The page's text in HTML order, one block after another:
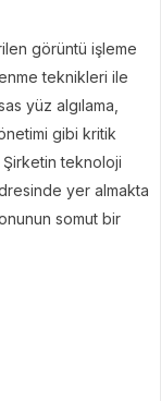
görüntü işleme
teknikleri ile
yüz algılama,
gibi kritik
teknoloji
yer almakta
somut bir